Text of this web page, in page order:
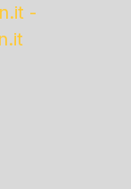
-